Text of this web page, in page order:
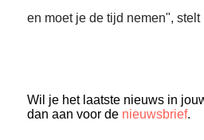
en moet je de tijd nemen", stelt
Wil je het laatste nieuws in
dan aan voor de nieuwsbrief.